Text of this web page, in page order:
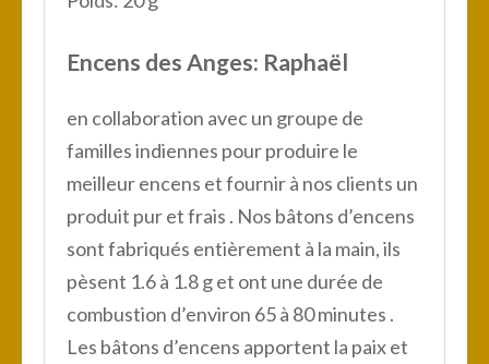
Encens des Anges: Raphaël
en collaboration avec un groupe de
familles indiennes pour produire le
meilleur encens et fournir à nos clients un
produit pur et frais . Nos bâtons d’encens
sont fabriqués entièrement à la main, ils
pèsent 1.6 à 1.8 g et ont une durée de
combustion d’environ 65 à 80 minutes .
Les bâtons d’encens apportent la paix et